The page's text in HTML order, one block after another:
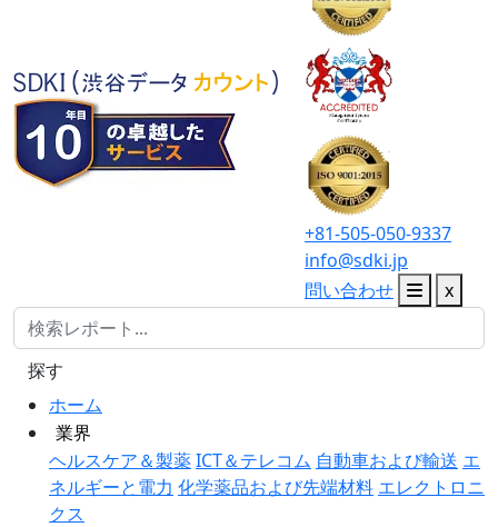
+81-505-050-9337
info@sdki.jp
問い合わせ
x
ホーム
業界
ヘルスケア＆製薬ICT＆テレコム 自動車および輸送 エ
ネルギーと電力 化学薬品および先端材料 エレクトロニ
クス
探す